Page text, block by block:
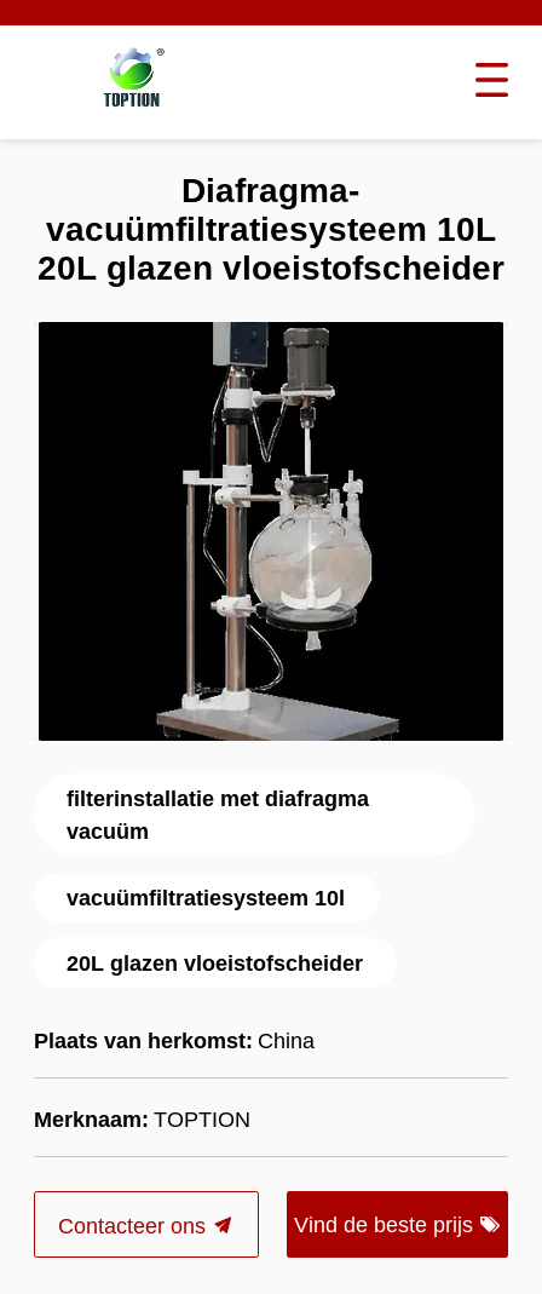
filterinstallatie met diafragma
vacuüm
vacuümfiltratiesysteem 10l
20L glazen vloeistofscheider
Plaats van herkomst: China
Merknaam: TOPTION
Contacteer ons Vind de beste prijs
Diafragma-
vacuümfiltratiesysteem 10L
20L glazen vloeistofscheider